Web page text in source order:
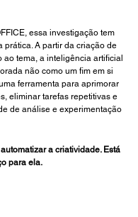
essa investigação tem
prática. A partir da criação de
ao tema, a inteligência artificial
não como um fim em si
ferramenta para aprimorar
eliminar tarefas repetitivas e
de análise e experimentação
a criatividade. Está
para ela.